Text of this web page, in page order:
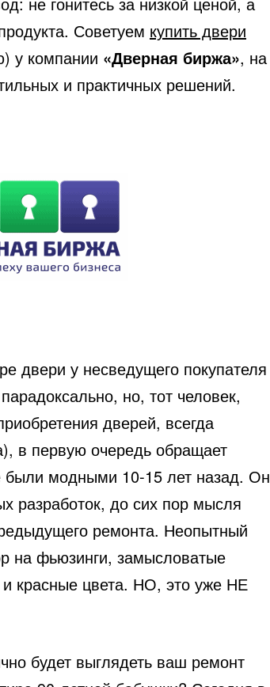
Советуем купить двери
у компании «Дверная биржа», на
и практичных решений.
двери у несведущего покупателя
но, тот человек,
дверей, всегда
в первую очередь обращает
были модными 10-15 лет назад. Он
разработок, до сих пор мысля
ремонта. Неопытный
на фьюзинги, замысловатые
красные цвета. НО, это уже НЕ
будет выглядеть ваш ремонт